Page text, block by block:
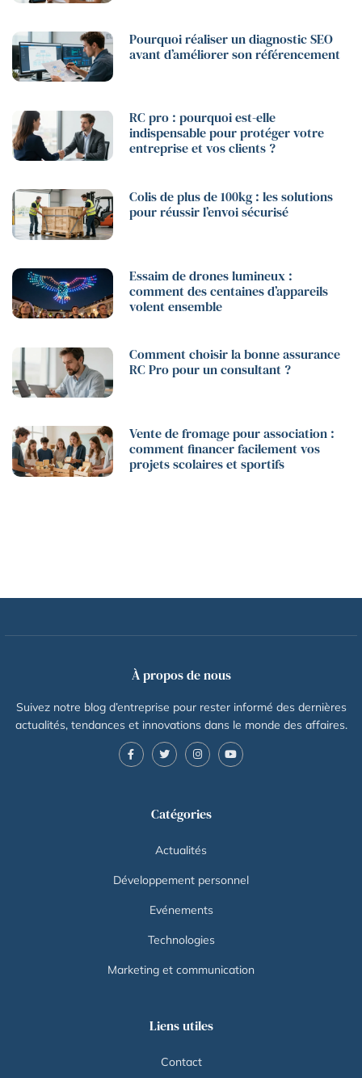
Pourquoi réaliser un diagnostic SEO
avant d’améliorer son référencement
RC pro : pourquoi est-elle
indispensable pour protéger votre
entreprise et vos clients ?
Colis de plus de 100kg : les solutions
pour réussir l’envoi sécurisé
Essaim de drones lumineux :
comment des centaines d’appareils
volent ensemble
Comment choisir la bonne assurance
RC Pro pour un consultant ?
Vente de fromage pour association :
comment financer facilement vos
projets scolaires et sportifs
À propos de nous
Suivez notre blog d’entreprise pour rester informé des dernières
actualités, tendances et innovations dans le monde des affaires.
Catégories
Actualités
Développement personnel
Evénements
Technologies
Marketing et communication
Liens utiles
Contact